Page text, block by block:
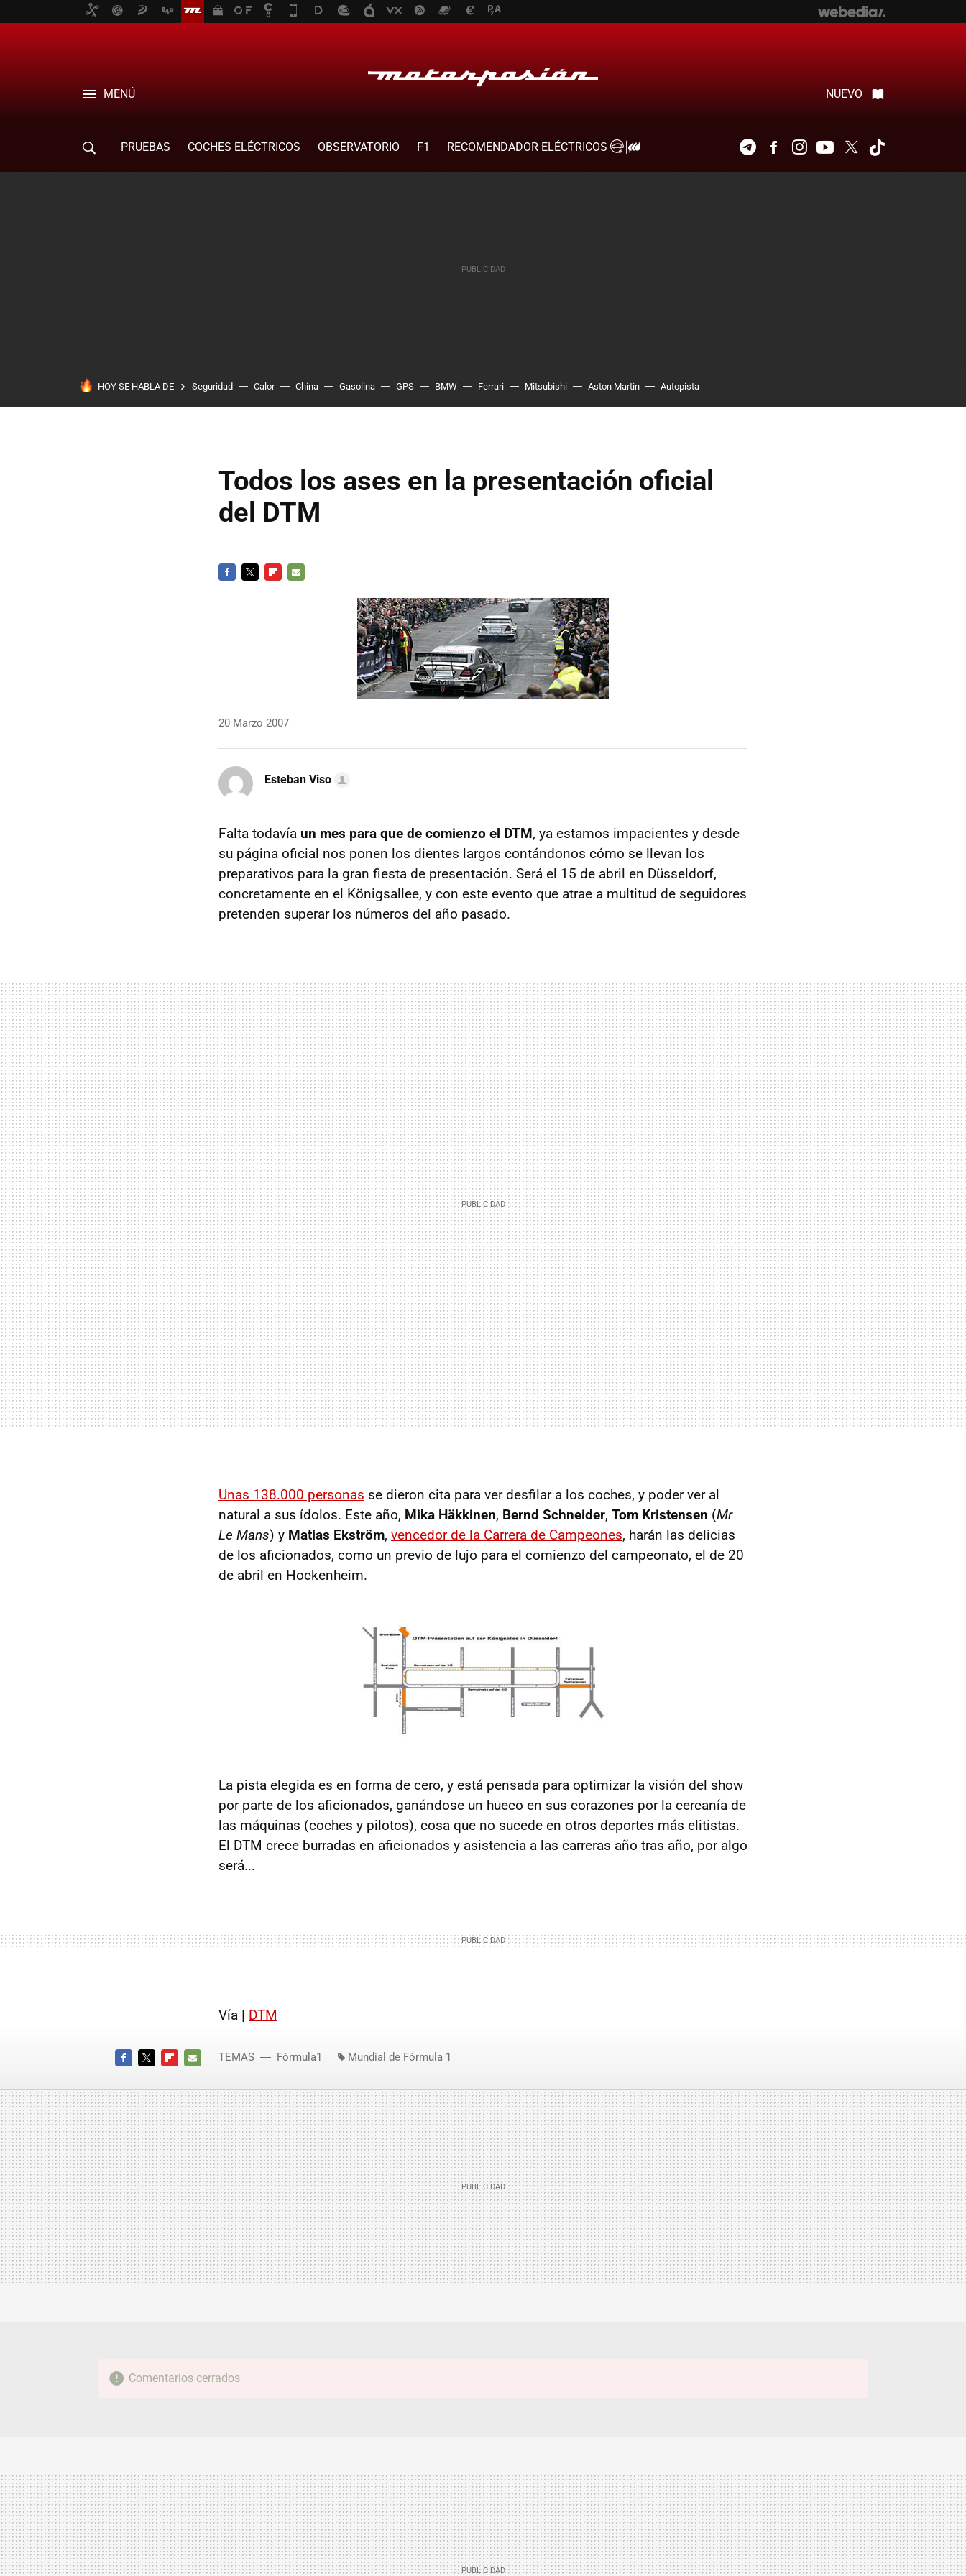
MENÚ NUEVO
PRUEBAS COCHES ELÉCTRICOS OBSERVATORIO F1
RECOMENDADOR ELÉCTRICOS
TelegramFacebookInstagramYoutubeTwitter
HOY SE HABLA DE Seguridad Calor China Gasolina GPS BMW Ferrari Mitsubishi Aston Martin Autopista
Todos los ases en la presentación oficial
del DTM
20 Marzo 2007
Esteban Viso
Falta todavía un mes para que de comienzo el DTM, ya estamos impacientes y desde
su página oficial nos ponen los dientes largos contándonos cómo se llevan los
preparativos para la gran fiesta de presentación. Será el 15 de abril en Düsseldorf,
concretamente en el Königsallee, y con este evento que atrae a multitud de seguidores
pretenden superar los números del año pasado.
Unas 138.000 personas se dieron cita para ver desfilar a los coches, y poder ver al
natural a sus ídolos. Este año, Mika Häkkinen, Bernd Schneider, Tom Kristensen (Mr
Le Mans) y Matias Ekström, vencedor de la Carrera de Campeones, harán las delicias
de los aficionados, como un previo de lujo para el comienzo del campeonato, el de 20
de abril en Hockenheim.
La pista elegida es en forma de cero, y está pensada para optimizar la visión del show
por parte de los aficionados, ganándose un hueco en sus corazones por la cercanía de
las máquinas (coches y pilotos), cosa que no sucede en otros deportes más elitistas.
El DTM crece burradas en aficionados y asistencia a las carreras año tras año, por algo
será...
Vía | DTM
MAIL
TEMAS Fórmula1 Mundial de Fórmula 1
Comentarios cerrados